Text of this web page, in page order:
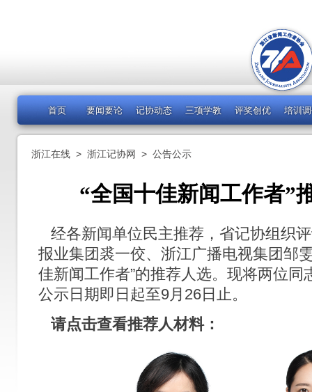
首页 要闻要论 记协动态 三项学教 评奖创优 培训
浙江在线 > 浙江记协网 > 公告公示
“全国十佳新闻工作者”
经各新闻单位民主推荐，省记协组织
报业集团裘一佼、浙江广播电视集团邹
佳新闻工作者”的推荐人选。现将两位
公示日期即日起至9月26日止。
请点击查看推荐人材料：